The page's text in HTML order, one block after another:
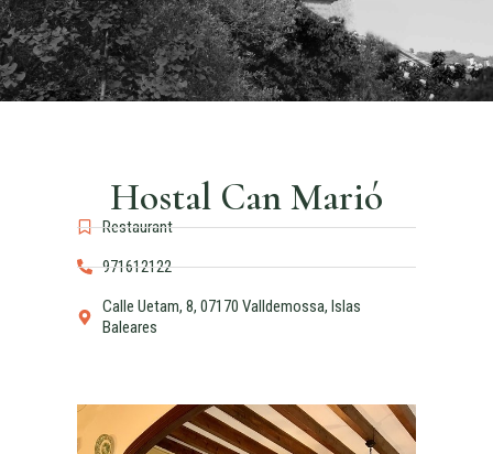
Hostal Can Marió
Restaurant
971612122
Calle Uetam, 8, 07170 Valldemossa, Islas
Baleares